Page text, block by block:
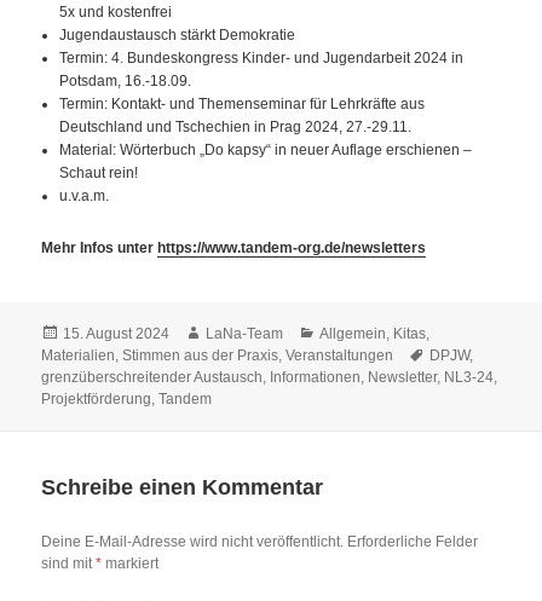
5x und kostenfrei
Jugendaustausch stärkt Demokratie
Termin: 4. Bundeskongress Kinder- und Jugendarbeit 2024 in
Potsdam, 16.-18.09.
Termin: Kontakt- und Themenseminar für Lehrkräfte aus
Deutschland und Tschechien in Prag 2024, 27.-29.11.
Material: Wörterbuch „Do kapsy“ in neuer Auflage erschienen –
Schaut rein!
u.v.a.m.
Mehr Infos unter https://www.tandem-org.de/newsletters
Veröffentlicht
am
15. August 2024 Autor
LaNa-Team Kategorien
Allgemein, Kitas,
Materialien,Stimmen aus der Praxis,Veranstaltungen Schlagwörter
DPJW,
grenzüberschreitender Austausch, Informationen, Newsletter, NL3-24,
Projektförderung,Tandem
Schreibe einen Kommentar
Deine E-Mail-Adresse wird nicht veröffentlicht. Erforderliche Felder
sind mit* markiert